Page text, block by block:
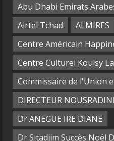
Abu Dhabi Emirats
Airtel Tchad
ALMIRES
Centre Américain
Centre Culturel Koulsy
Commissaire de l'Union
DIRECTEUR
Dr ANEGUE IRE DIANE
Dr Sitadjim Succès Noël